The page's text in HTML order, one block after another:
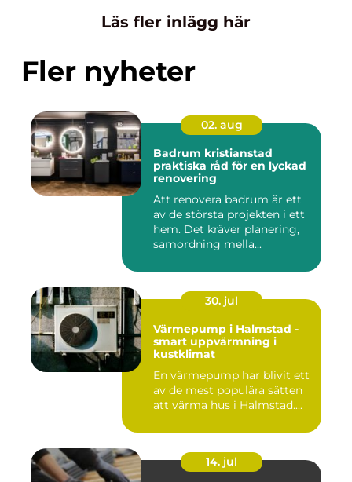
Läs fler inlägg här
Fler nyheter
02. aug
Badrum kristianstad
praktiska råd för en lyckad
renovering
Att renovera badrum är ett
av de största projekten i ett
hem. Det kräver planering,
samordning mella...
30. jul
Värmepump i Halmstad -
smart uppvärmning i
kustklimat
En värmepump har blivit ett
av de mest populära sätten
att värma hus i Halmstad....
14. jul